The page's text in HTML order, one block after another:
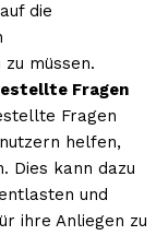
die
müssen.
Fragen
Fragen
helfen,
Dies kann dazu
und
ihre Anliegen zu